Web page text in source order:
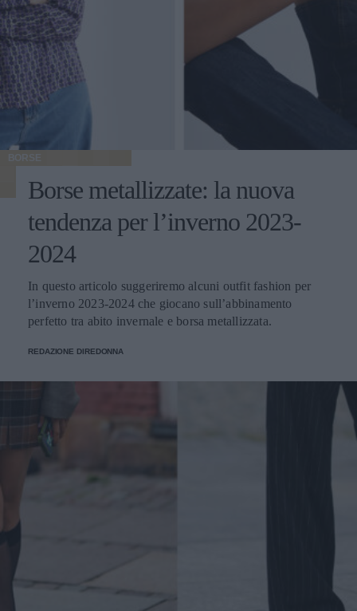
BORSE
Borse metallizzate: la nuova
tendenza per l’inverno 2023-
2024
In questo articolo suggeriremo alcuni outfit fashion per
l’inverno 2023-2024 che giocano sull’abbinamento
perfetto tra abito invernale e borsa metallizzata.
REDAZIONE DIREDONNA